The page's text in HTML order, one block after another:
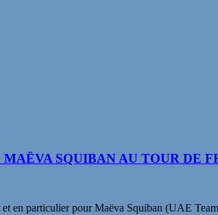
SQUIBAN AU TOUR DE
et en particulier pour Maëva Squiban (UAE